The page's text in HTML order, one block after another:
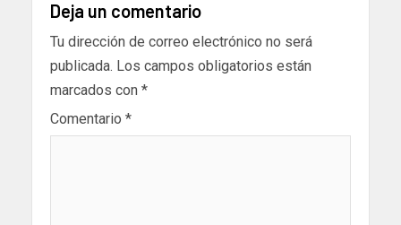
Deja un comentario
Tu dirección de correo electrónico no será
publicada. Los campos obligatorios están
marcados con *
Comentario *